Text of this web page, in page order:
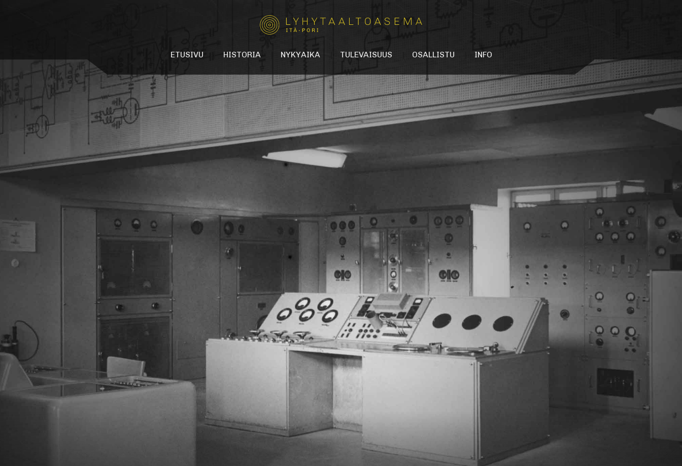
ETUSIVU HISTORIA
Lyhytaaltoaseman vuosikymmenet
Rakennushistoriaselvitys
Valokuvagalleria
Äänigalleria
Videogalleria
NYKYAIKA
T.E.H.D.A.S. ry
TULEVAISUUS OSALLISTU
Post-it! Ideoi tulevaa
Anna palautetta
INFO
Missä?
Millä rahalla?
Yhteystiedot